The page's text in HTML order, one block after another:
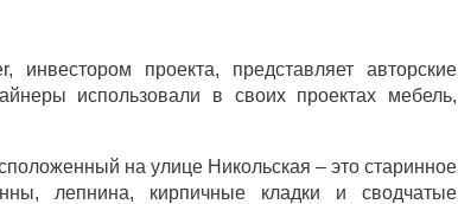
проекта, представляет авторские
использовали в своих проектах мебель,
на улице Никольская – это старинное
лепнина, кирпичные кладки и сводчатые